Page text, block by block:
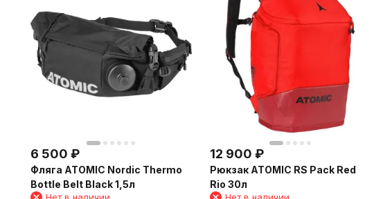
6 500 ₽
Фляга ATOMIC Nordic Thermo
Bottle Belt Black 1,5л
Нет в наличии
12 900 ₽
Рюкзак ATOMIC RS Pack Red
Rio 30л
Нет в наличии